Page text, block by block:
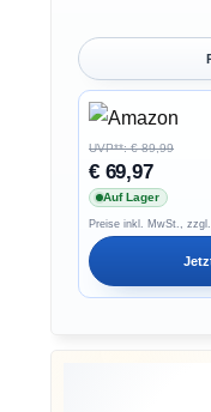
Ersparnis 22%
UVP**: € 89,99
€ 69,97
Auf Lager
Preise inkl. MwSt.,